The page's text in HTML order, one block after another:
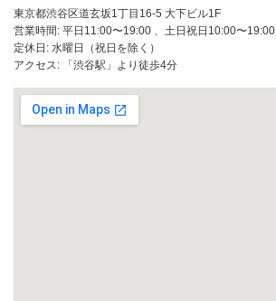
東京都渋谷区道玄坂1丁目16-5 大下ビル1F
営業時間: 平日11:00〜19:00 、土日祝日10:00〜19:00
定休日: 水曜日（祝日を除く）
アクセス: 「渋谷駅」より徒歩4分